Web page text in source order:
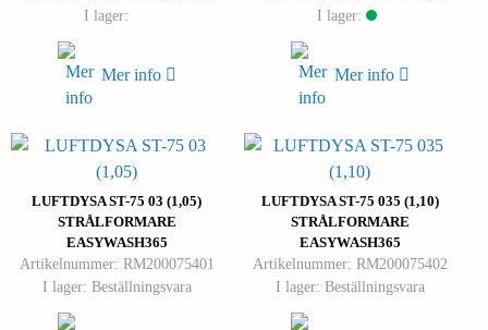
I lager:
Mer info
I lager:
Mer info
LUFTDYSA ST-75 03 (1,05)
STRÅLFORMARE
EASYWASH365
Artikelnummer: RM200075401
I lager: Beställningsvara
LUFTDYSA ST-75 035 (1,10)
STRÅLFORMARE
EASYWASH365
Artikelnummer: RM200075402
I lager: Beställningsvara